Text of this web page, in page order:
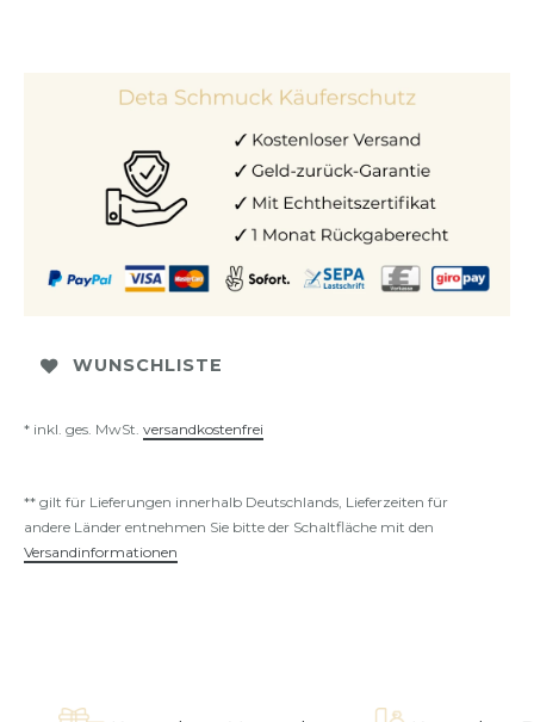
WUNSCHLISTE
* inkl. ges. MwSt. versandkostenfrei
** gilt für Lieferungen innerhalb Deutschlands, Lieferzeiten für
andere Länder entnehmen Sie bitte der Schaltfläche mit den
Versandinformationen